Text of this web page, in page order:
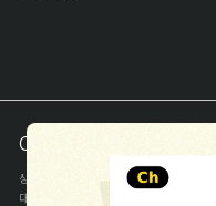
COMPANY INFO
상호
(주)해피프린스
대표